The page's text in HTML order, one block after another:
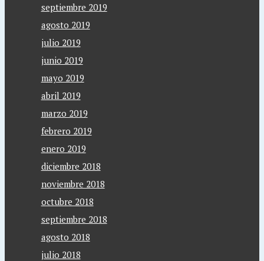
septiembre 2019
agosto 2019
julio 2019
junio 2019
mayo 2019
abril 2019
marzo 2019
febrero 2019
enero 2019
diciembre 2018
noviembre 2018
octubre 2018
septiembre 2018
agosto 2018
julio 2018